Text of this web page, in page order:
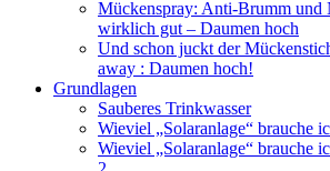
Mückenspray: Anti-Brumm
wirklich gut – Daumen hoch
Und schon juckt der
away : Daumen hoch!
Grundlagen
Sauberes Trinkwasser
Wieviel „Solaranlage“ brauche
Wieviel „Solaranlage“ brauche